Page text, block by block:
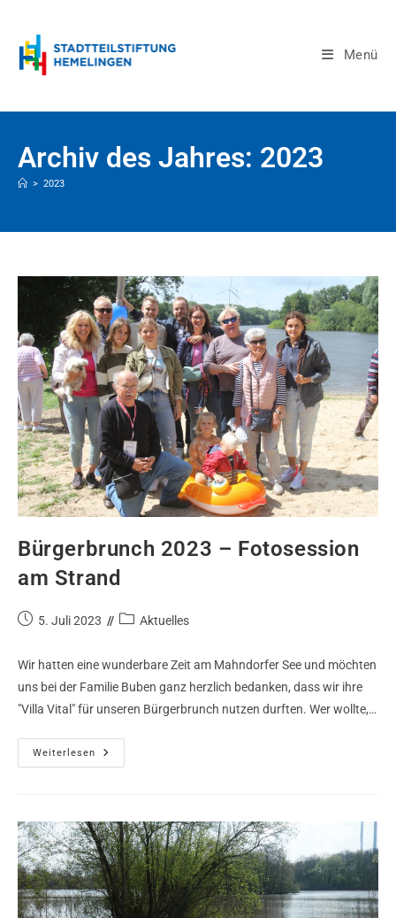
Menü
Archiv des Jahres: 2023
> 2023
Bürgerbrunch 2023 – Fotosession
am Strand
5. Juli 2023 Aktuelles
Wir hatten eine wunderbare Zeit am Mahndorfer See und möchten
uns bei der Familie Buben ganz herzlich bedanken, dass wir ihre
"Villa Vital" für unseren Bürgerbrunch nutzen durften. Wer wollte,…
Weiterlesen